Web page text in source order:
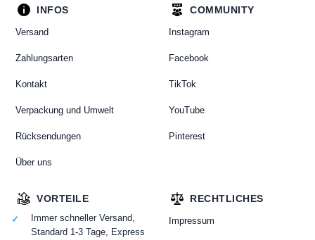
INFOS
Versand
Zahlungsarten
Kontakt
Verpackung und Umwelt
Rücksendungen
Über uns
COMMUNITY
Instagram
Facebook
TikTok
YouTube
Pinterest
RECHTLICHES
Impressum
VORTEILE
Immer schneller Versand,
Standard 1-3 Tage, Express